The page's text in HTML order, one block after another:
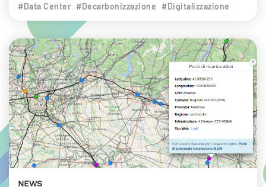
#Data Center #Decarbonizzazione #Digitalizzazione
NEWS